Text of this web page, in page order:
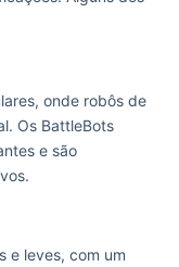
onde robôs de
Os BattleBots
e são
e leves, com um